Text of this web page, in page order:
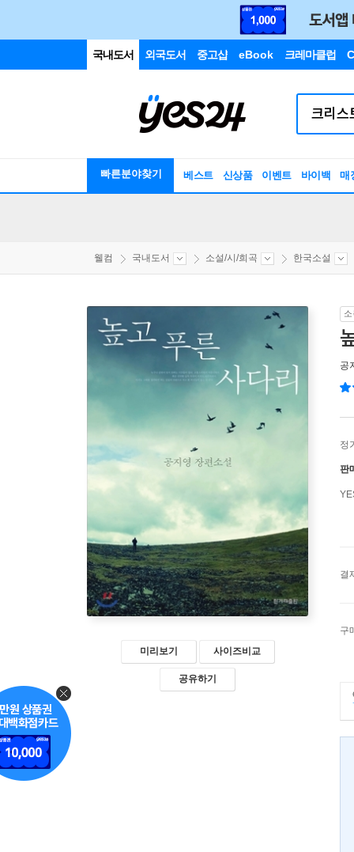
국내도서 외국도서 중고샵 eBook 크레마클럽
빠른분야찾기 베스트 신상품 이벤트 바이백 매
웰컴 국내도서 소설/시/희곡 한국소설
미리보기 사이즈비교
공유하기
공
정
판
결
구